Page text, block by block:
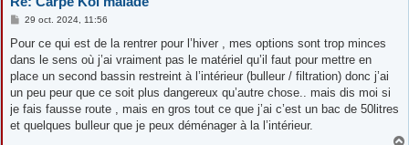
M
s
a
g
29 oct. 2024, 11:56
Pour ce qui est de la rentrer pour l’hiver , mes options sont trop minces
dans le sens où j’ai vraiment pas le matériel qu’il faut pour mettre en
place un second bassin restreint à l’intérieur (bulleur / filtration) donc j’ai
un peu peur que ce soit plus dangereux qu’autre chose.. mais dis moi si
je fais fausse route , mais en gros tout ce que j’ai c’est un bac de 50litres
et quelques bulleur que je peux déménager à la l’intérieur.